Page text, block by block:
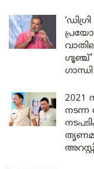
ഗൂഞ്ച്’
ഗാന്ധി
2021